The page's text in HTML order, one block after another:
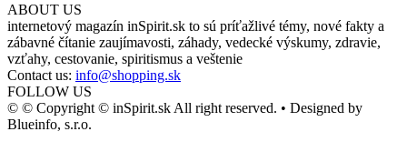
ABOUT US
internetový magazín inSpirit.sk to sú príťažlivé témy, nové fakty a
zábavné čítanie zaujímavosti, záhady, vedecké výskumy, zdravie,
vzťahy, cestovanie, spiritismus a veštenie
Contact us: info@shopping.sk
FOLLOW US
© © Copyright © inSpirit.sk All right reserved. • Designed by
Blueinfo, s.r.o.